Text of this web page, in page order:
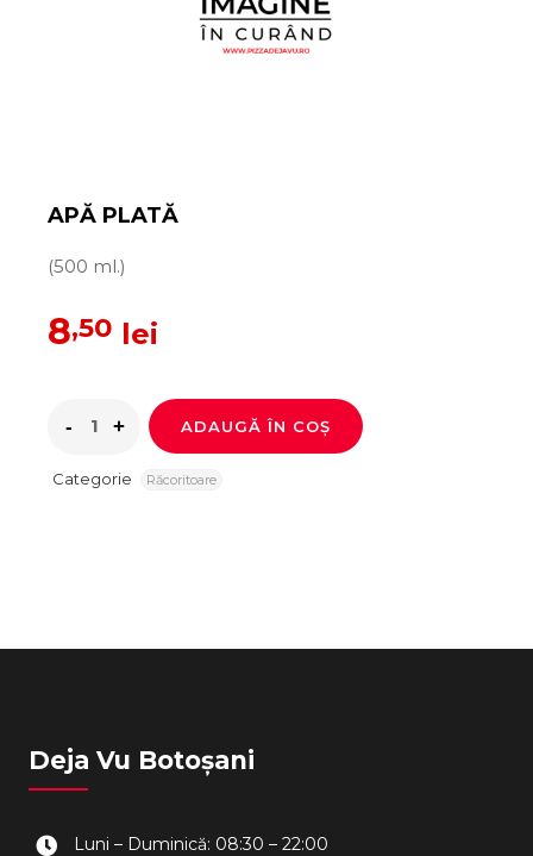
APĂ PLATĂ
(500 ml.)
8,50 lei
ADAUGĂ ÎN COȘ
Categorie Răcoritoare
Deja Vu Botoșani
Luni – Duminică: 08:30 – 22:00